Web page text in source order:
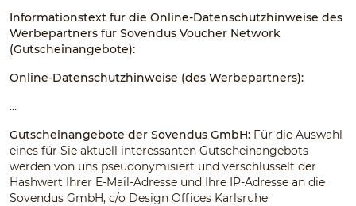
Informationstext für die Online-Datenschutzhinweise des
Werbepartners für Sovendus Voucher Network
(Gutscheinangebote):
Online-Datenschutzhinweise (des Werbepartners):
…
Gutscheinangebote der Sovendus GmbH: Für die Auswahl
eines für Sie aktuell interessanten Gutscheinangebots
werden von uns pseudonymisiert und verschlüsselt der
Hashwert Ihrer E-Mail-Adresse und Ihre IP-Adresse an die
Sovendus GmbH, c/o Design Offices Karlsruhe